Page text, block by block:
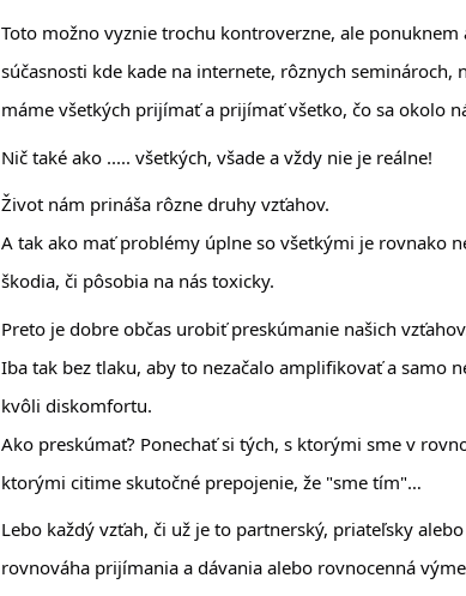
Toto možno vyznie trochu kontroverzne, ale
súčasnosti kde kade na internete, rôznych
máme všetkých prijímať a prijímať všetko, čo sa okolo
Nič také ako ..... všetkých, všade a vždy nie je reálne!
Život nám prináša rôzne druhy vzťahov.
A tak ako mať problémy úplne so všetkými je rovnako
škodia, či pôsobia na nás toxicky.
Preto je dobre občas urobiť preskúmanie našich
Iba tak bez tlaku, aby to nezačalo amplifikovať a samo
kvôli diskomfortu.
Ako preskúmať? Ponechať si tých, s ktorými sme v
ktorými citime skutočné prepojenie, že "sme tím"…
Lebo každý vzťah, či už je to partnerský, priateľsky
rovnováha prijímania a dávania alebo rovnocenná